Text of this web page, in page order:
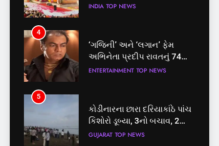
તત્કાલ સુવિધા, જાણો સંપૂર્ણ
INDIA TOP NEWS
4
‘ગજિની’ અને ‘લગાન’ ફેમ
અભિનેતા પ્રદીપ રાવતનું 74
વર્ષની વયે નિધન, બ્લડ કેન્સર
ENTERTAINMENT TOP NEWS
5
કોડીનારના છારા દરિયાકાંઠે પાંચ
કિશોરો ડૂબ્યા, 3નો બચાવ, 2
લાપતા
GUJARAT TOP NEWS